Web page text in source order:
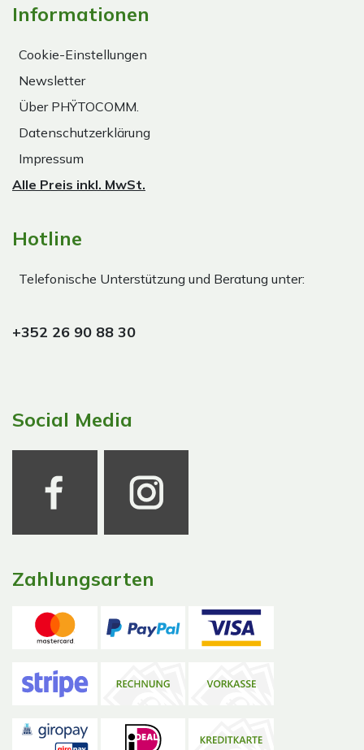
Informationen
Cookie-Einstellungen
Newsletter
Über PHŸTOCOMM.
Datenschutzerklärung
Impressum
Alle Preis inkl. MwSt.
Hotline
Telefonische Unterstützung und Beratung unter:
+352 26 90 88 30
Social Media
Zahlungsarten